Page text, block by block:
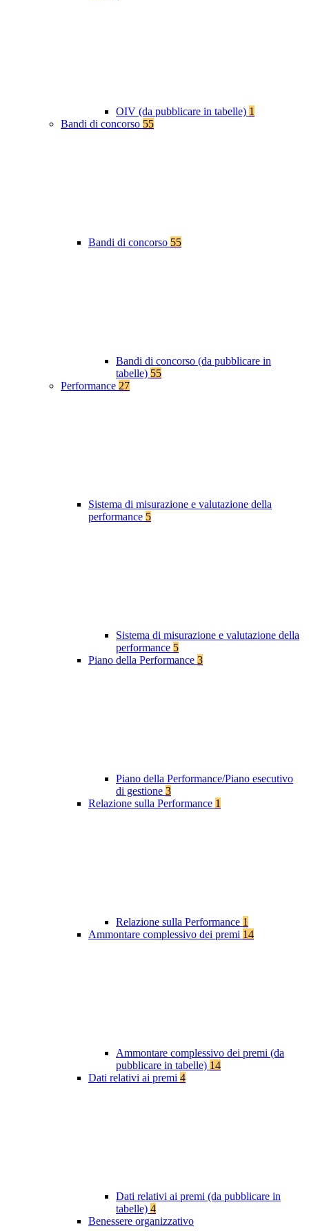
OIV (da pubblicare in tabelle) 1
Bandi di concorso 55
Bandi di concorso 55
Bandi di concorso (da pubblicare in
tabelle) 55
Performance 27
Sistema di misurazione e valutazione della
performance 5
Sistema di misurazione e valutazione della
performance 5
Piano della Performance 3
Piano della Performance/Piano esecutivo
di gestione 3
Relazione sulla Performance 1
Relazione sulla Performance 1
Ammontare complessivo dei premi 14
Ammontare complessivo dei premi (da
pubblicare in tabelle) 14
Dati relativi ai premi 4
Dati relativi ai premi (da pubblicare in
tabelle) 4
Benessere organizzativo